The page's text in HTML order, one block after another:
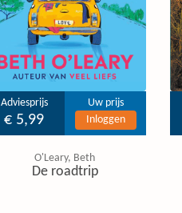
Adviesprijs
€ 5,99
Uw prijs
Inloggen
O'Leary, Beth
De roadtrip